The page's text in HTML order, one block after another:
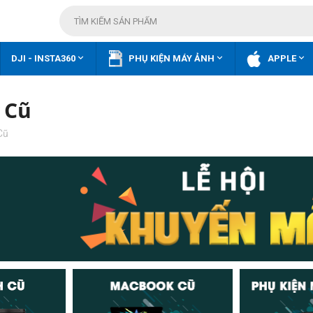
DJI - INSTA360  PHỤ KIỆN MÁY ẢNH  APPLE